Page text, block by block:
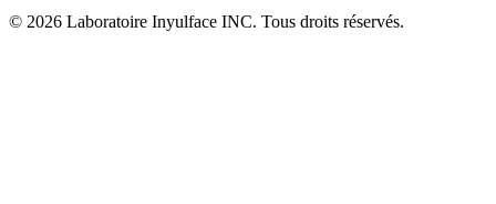
© 2026 Laboratoire Inyulface INC. Tous droits réservés.